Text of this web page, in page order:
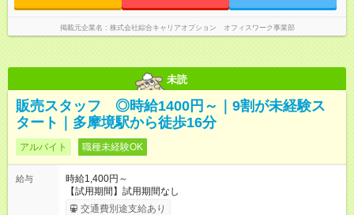
掲載元企業名 株式会社綜合キャリアオプション オフィスワーク事業部
未読
販売スタッフ ◎時給1400円～｜9割が未経験ス
タート｜多摩境駅から徒歩16分
アルバイト 職種未経験OK
給与
時給1,400円～
【試用期間】試用期間なし
交通費別途支給あり